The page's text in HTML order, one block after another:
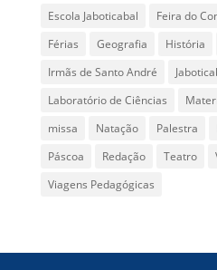
Escola Jaboticabal
Feira do
Férias
Geografia História
Irmãs de Santo André
Laboratório de Ciências
missa
Natação Palestra
Páscoa
Redação Teatro
Viagens Pedagógicas